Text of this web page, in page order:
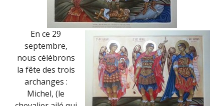
En ce 29
septembre,
nous célébrons
la fête des trois
archanges :
Michel, (le